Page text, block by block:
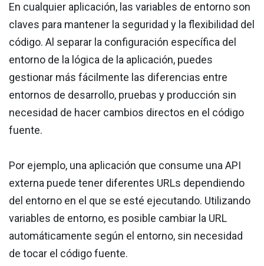
En cualquier aplicación, las variables de entorno son
claves para mantener la seguridad y la flexibilidad del
código. Al separar la configuración específica del
entorno de la lógica de la aplicación, puedes
gestionar más fácilmente las diferencias entre
entornos de desarrollo, pruebas y producción sin
necesidad de hacer cambios directos en el código
fuente.
Por ejemplo, una aplicación que consume una API
externa puede tener diferentes URLs dependiendo
del entorno en el que se esté ejecutando. Utilizando
variables de entorno, es posible cambiar la URL
automáticamente según el entorno, sin necesidad
de tocar el código fuente.